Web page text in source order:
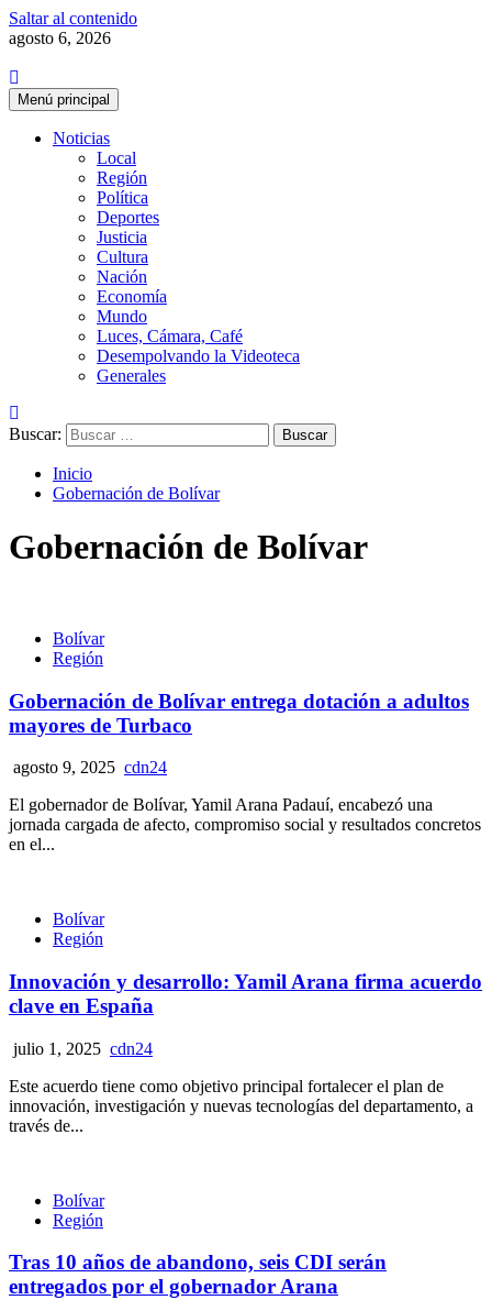
Saltar al contenido
agosto 6, 2026
Menú principal
Noticias
Local
Región
Política
Deportes
Justicia
Cultura
Nación
Economía
Mundo
Luces, Cámara, Café
Desempolvando la Videoteca
Generales
Buscar:
Inicio
Gobernación de Bolívar
Gobernación de Bolívar
Bolívar
Región
Gobernación de Bolívar entrega dotación a adultos
mayores de Turbaco
agosto 9, 2025 cdn24
El gobernador de Bolívar, Yamil Arana Padauí, encabezó una
jornada cargada de afecto, compromiso social y resultados concretos
en el...
Bolívar
Región
Innovación y desarrollo: Yamil Arana firma acuerdo
clave en España
julio 1, 2025 cdn24
Este acuerdo tiene como objetivo principal fortalecer el plan de
innovación, investigación y nuevas tecnologías del departamento, a
través de...
Bolívar
Región
Tras 10 años de abandono, seis CDI serán
entregados por el gobernador Arana